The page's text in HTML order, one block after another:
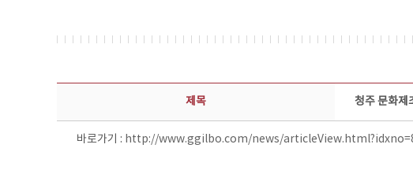
보도자료 상세보기 - 제목, 담당부서, 담당자, 담당연락처, 내용, 첨부파일 정보 제공
제목 청주 문화제
바로가기 : http://www.ggilbo.com/news/